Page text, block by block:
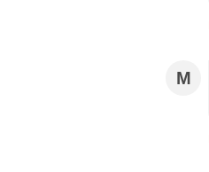
M